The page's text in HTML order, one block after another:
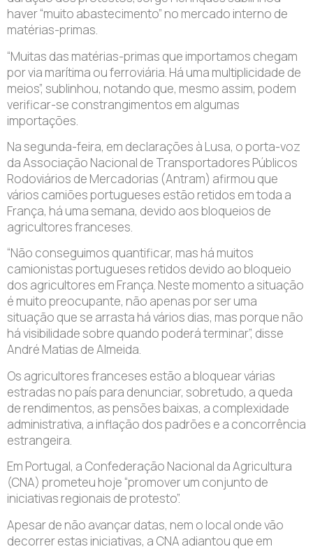
haver “muito abastecimento” no mercado interno de
matérias-primas.
“Muitas das matérias-primas que importamos chegam
por via marítima ou ferroviária. Há uma multiplicidade de
meios”, sublinhou, notando que, mesmo assim, podem
verificar-se constrangimentos em algumas
importações.
Na segunda-feira, em declarações à Lusa, o porta-voz
da Associação Nacional de Transportadores Públicos
Rodoviários de Mercadorias (Antram) afirmou que
vários camiões portugueses estão retidos em toda a
França, há uma semana, devido aos bloqueios de
agricultores franceses.
“Não conseguimos quantificar, mas há muitos
camionistas portugueses retidos devido ao bloqueio
dos agricultores em França. Neste momento a situação
é muito preocupante, não apenas por ser uma
situação que se arrasta há vários dias, mas porque não
há visibilidade sobre quando poderá terminar”, disse
André Matias de Almeida.
Os agricultores franceses estão a bloquear várias
estradas no país para denunciar, sobretudo, a queda
de rendimentos, as pensões baixas, a complexidade
administrativa, a inflação dos padrões e a concorrência
estrangeira.
Em Portugal, a Confederação Nacional da Agricultura
(CNA) prometeu hoje “promover um conjunto de
iniciativas regionais de protesto”.
Apesar de não avançar datas, nem o local onde vão
decorrer estas iniciativas, a CNA adiantou que em